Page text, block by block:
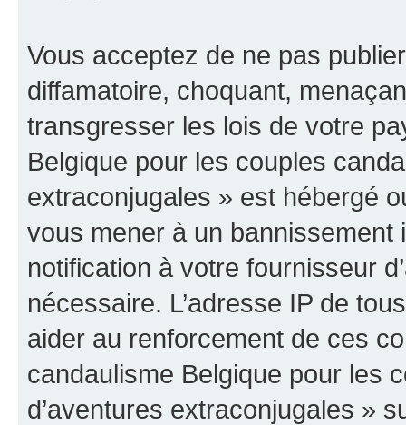
Vous acceptez de ne pas
diffamatoire, choquant,
transgresser les lois de votre
Belgique pour les couples
extraconjugales » est hébergé
vous mener à un
notification à votre fournisseur
nécessaire. L’adresse IP de
aider au renforcement de ces
candaulisme Belgique pour les
d’aventures extraconjugales »